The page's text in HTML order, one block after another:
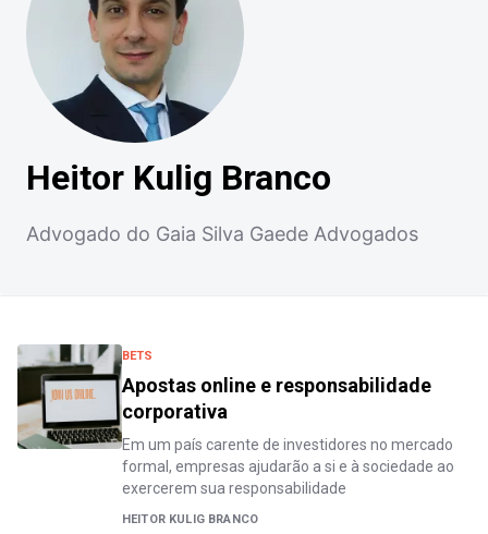
Heitor Kulig Branco
Advogado do Gaia Silva Gaede Advogados
BETS
Apostas online e responsabilidade
corporativa
Em um país carente de investidores no mercado
formal, empresas ajudarão a si e à sociedade ao
exercerem sua responsabilidade
HEITOR KULIG BRANCO